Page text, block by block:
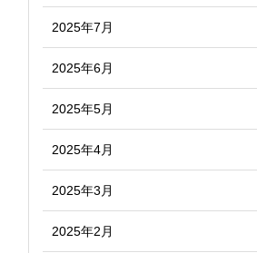
2025年7月
2025年6月
2025年5月
2025年4月
2025年3月
2025年2月